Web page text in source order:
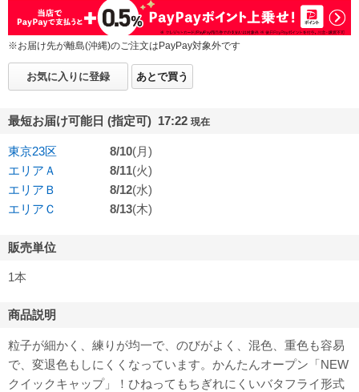
※お届け先が離島(沖縄)のご注文はPayPay対象外です
お気に入りに登録 あとで買う
最短お届け可能日 (指定可) 17:22 現在
東京23区 8/10(月)
エリアＡ
8/11(火)
エリアＢ
8/12(水)
エリアＣ
8/13(木)
販売単位
1本
商品説明
粒子が細かく、練りが均一で、のびがよく、混色、重色も容易
で、変退色もしにくくなっています。かんたんオープン「NEW
クイックキャップ」！ひねってもちぎれにくいバタフライ形式